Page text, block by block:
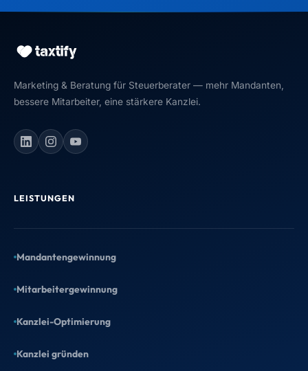
Maximilian J. Müller von Baczko
Wähl Dein Geschenk
Kanzlei gerade mehr bringt.
Marketing & Beratung für Steuerberater — mehr Mandanten,
bessere Mitarbeiter, eine stärkere Kanzlei.
LEISTUNGEN
Mandantengewinnung
Mitarbeitergewinnung
Kanzlei-Optimierung
Kanzlei gründen